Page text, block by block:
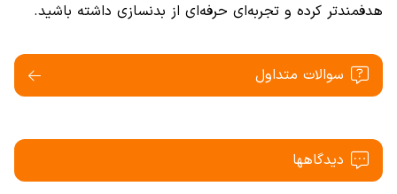
هدفمندتر کرده و تجربه‌ای حرفه‌ای از بدنسازی داشته باشید.
سوالات متداول
دیدگاهها